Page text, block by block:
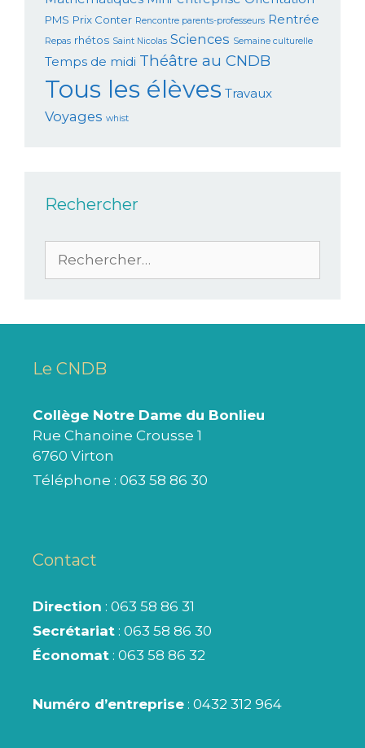
PMS Prix Conter Rencontre parents-professeurs Rentrée
Repas rhétos Saint Nicolas Sciences Semaine culturelle
Temps de midi Théâtre au CNDB
Tous les élèves Travaux
Voyages whist
Rechercher
Le CNDB
Collège Notre Dame du Bonlieu
Rue Chanoine Crousse 1
6760 Virton
Téléphone : 063 58 86 30
Contact
Direction : 063 58 86 31
Secrétariat : 063 58 86 30
Économat : 063 58 86 32
Numéro d’entreprise : 0432 312 964